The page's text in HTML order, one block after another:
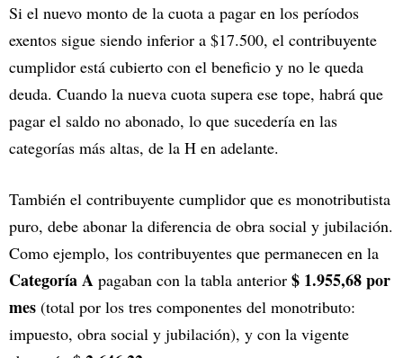
Si el nuevo monto de la cuota a pagar en los períodos
exentos sigue siendo inferior a $17.500, el contribuyente
cumplidor está cubierto con el beneficio y no le queda
deuda. Cuando la nueva cuota supera ese tope, habrá que
pagar el saldo no abonado, lo que sucedería en las
categorías más altas, de la H en adelante.
También el contribuyente cumplidor que es monotributista
puro, debe abonar la diferencia de obra social y jubilación.
Como ejemplo, los contribuyentes que permanecen en la
Categoría A pagaban con la tabla anterior $ 1.955,68 por
mes (total por los tres componentes del monotributo:
impuesto, obra social y jubilación), y con la vigente